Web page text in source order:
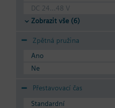
DC 24...48 V
Zobrazit vše (6)
Zpětná pružina
Ano
Ne
Přestavovací čas
Standardní